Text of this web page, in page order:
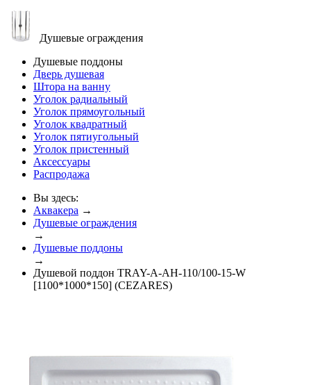
Душевые ограждения
Душевые поддоны
Дверь душевая
Штора на ванну
Уголок радиальный
Уголок прямоугольный
Уголок квадратный
Уголок пятиугольный
Уголок пристенный
Аксессуары
Распродажа
Вы здесь:
Аквакера →
Душевые ограждения
→
Душевые поддоны
→
Душевой поддон TRAY-A-AH-110/100-15-W
[1100*1000*150] (CEZARES)